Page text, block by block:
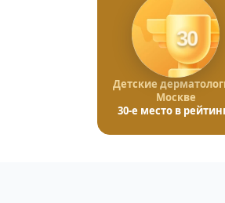
30
Детские
Москве
30-е место в